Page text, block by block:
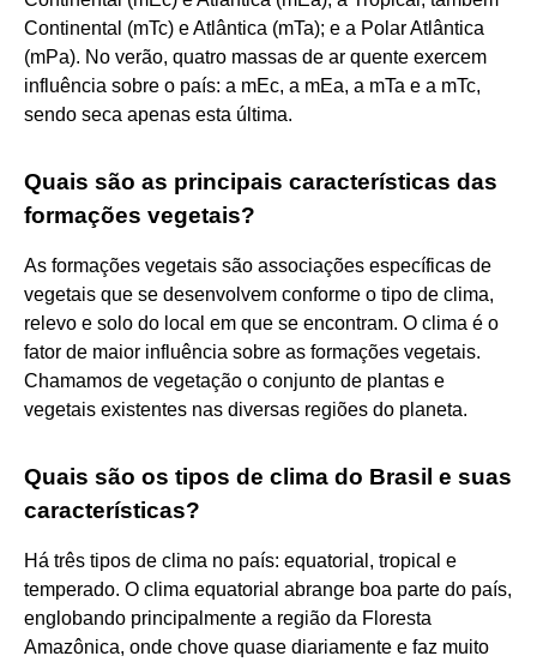
Continental (mTc) e Atlântica (mTa); e a Polar Atlântica
(mPa). No verão, quatro massas de ar quente exercem
influência sobre o país: a mEc, a mEa, a mTa e a mTc,
sendo seca apenas esta última.
Quais são as principais características das
formações vegetais?
As formações vegetais são associações específicas de
vegetais que se desenvolvem conforme o tipo de clima,
relevo e solo do local em que se encontram. O clima é o
fator de maior influência sobre as formações vegetais.
Chamamos de vegetação o conjunto de plantas e
vegetais existentes nas diversas regiões do planeta.
Quais são os tipos de clima do Brasil e suas
características?
Há três tipos de clima no país: equatorial, tropical e
temperado. O clima equatorial abrange boa parte do país,
englobando principalmente a região da Floresta
Amazônica, onde chove quase diariamente e faz muito